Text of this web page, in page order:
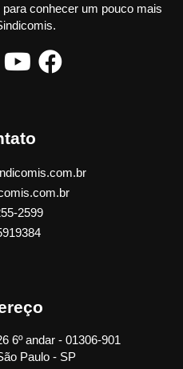
conhecer um pouco mais
2599
6º andar - 01306-901
Paulo - SP